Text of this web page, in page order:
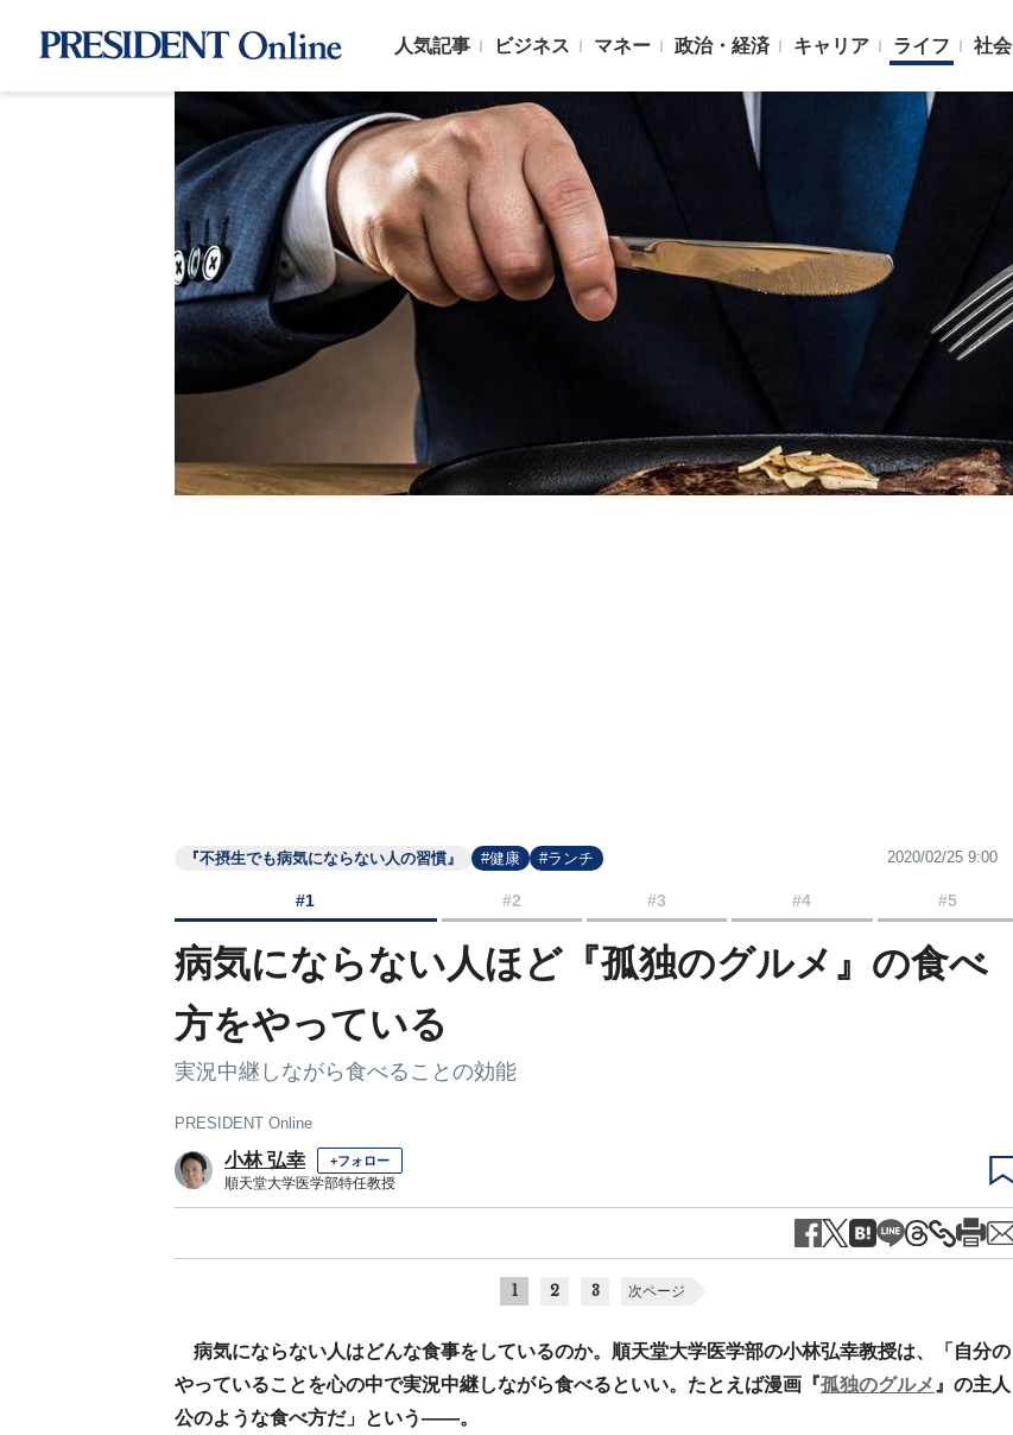
人気記事 ビジネス マネー 政治・経済 キャリア ライフ 社会
『不摂生でも病気にならない人の習慣』 #健康 #ランチ 2020/02/25 9:00
#1 #2 #3 #4 #5
病気にならない人ほど『孤独のグルメ』の食べ
方をやっている
実況中継しながら食べることの効能
PRESIDENT Online
小林 弘幸 +フォロー
順天堂大学医学部特任教授
1 2 3 次ページ
病気にならない人はどんな食事をしているのか。順天堂大学医学部の小林弘幸教授は、「自分の
やっていることを心の中で実況中継しながら食べるといい。たとえば漫画『孤独のグルメ 』の主人
公のような食べ方だ」という——。